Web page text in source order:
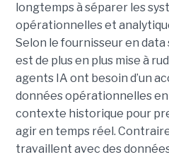
longtemps à séparer les
opérationnelles et
Selon le fournisseur en
est de plus en plus mise à
agents IA ont besoin d’un
données opérationnelles
contexte historique pour
agir en temps réel.
travaillent avec des